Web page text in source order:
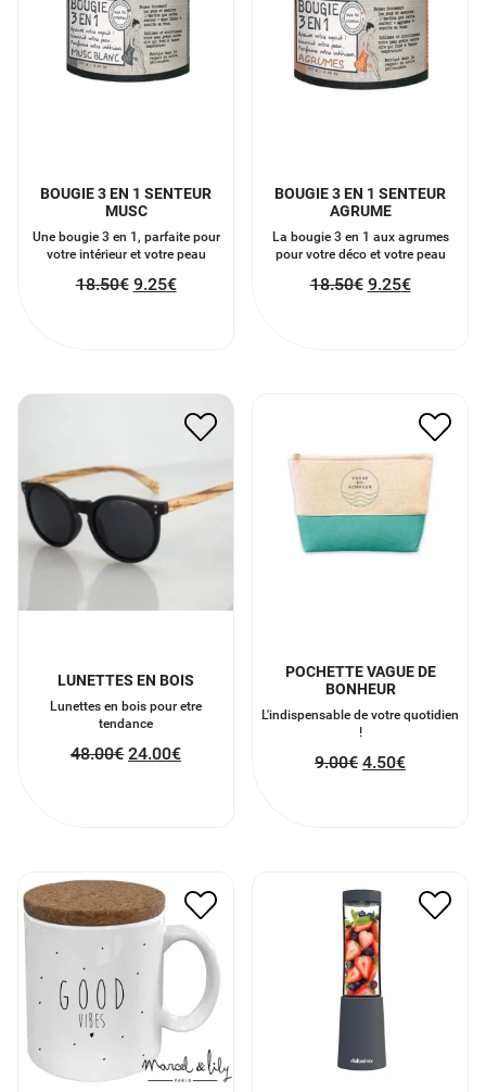
BOUGIE 3 EN 1 SENTEUR
MUSC
Une bougie 3 en 1, parfaite pour
votre intérieur et votre peau
18.50€ 9.25€
BOUGIE 3 EN 1 SENTEUR
AGRUME
La bougie 3 en 1 aux agrumes
pour votre déco et votre peau
18.50€ 9.25€
LUNETTES EN BOIS
Lunettes en bois pour etre
tendance
48.00€ 24.00€
POCHETTE VAGUE DE
BONHEUR
L'indispensable de votre quotidien
!
9.00€ 4.50€
10.00€ 5.00